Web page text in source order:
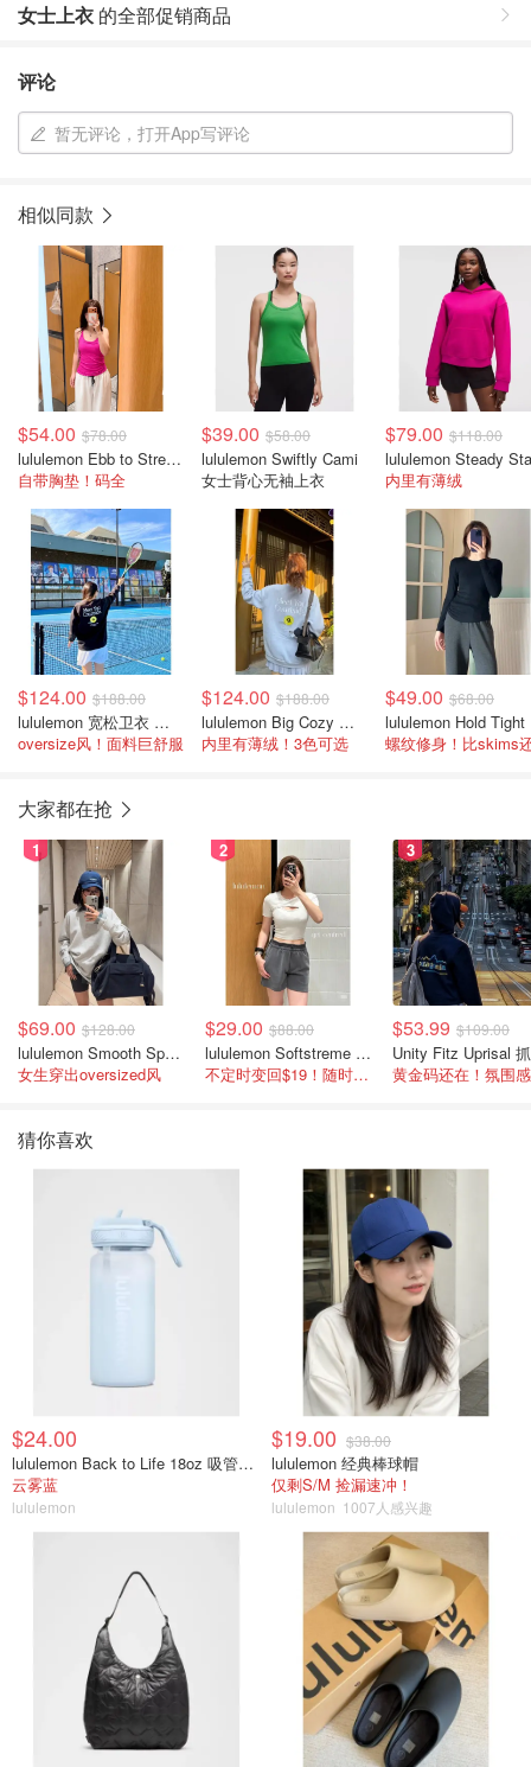
女士上衣 的全部促销商品
评论
暂无评论，打开App写评论
相似同款
$54.00 $78.00
lululemon Ebb to Street Tank Top 女士轻支撑背心
自带胸垫！码全
$39.00 $58.00
lululemon Swiftly Cami
女士背心无袖上衣
$79.00 $118.00
内里有薄绒
$124.00 $188.00
lululemon 宽松卫衣 女士款
oversize风！面料巨舒服
$124.00 $188.00
lululemon Big Cozy 宽松套头卫衣
内里有薄绒！3色可选
$49.00 $68.00
大家都在抢
1
$69.00 $128.00
lululemon Smooth Spacer 经典卫衣
女生穿出oversized风
2
$29.00 $88.00
lululemon Softstreme 女士高腰短裤 10cm
不定时变回$19！随时点进来看
3
$53.99 $109.00
猜你喜欢
$24.00
lululemon Back to Life 18oz 吸管透明水瓶
云雾蓝
lululemon
$19.00 $38.00
lululemon 经典棒球帽
仅剩S/M 捡漏速冲！
lululemon 1007人感兴趣